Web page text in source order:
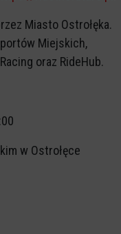
Miasto Ostrołęka.
Miejskich,
oraz RideHub.
w Ostrołęce